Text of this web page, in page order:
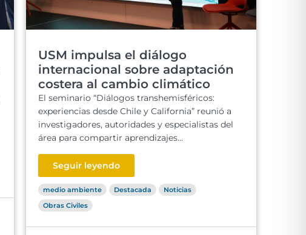
USM impulsa el diálogo
internacional sobre adaptación
costera al cambio climático
El seminario “Diálogos transhemisféricos:
experiencias desde Chile y California” reunió a
investigadores, autoridades y especialistas del
área para compartir aprendizajes...
Seguir leyendo
medio ambiente Destacada
Noticias
Obras Civiles